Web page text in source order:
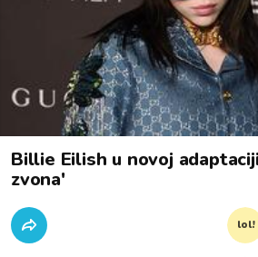
Billie Eilish u novoj
zvona'
lol!